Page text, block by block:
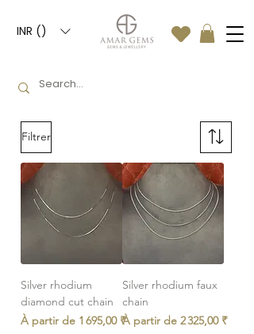
INR (₹)
Filtrer
Silver rhodium
diamond cut chain
À partir de 1 695,00 ₹
Prix promotionnel
Silver rhodium faux
chain
À partir de 2 325,00 ₹
Prix promotionnel